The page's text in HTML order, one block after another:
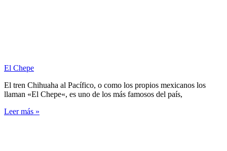
El Chepe
El tren Chihuaha al Pacífico, o como los propios mexicanos los
llaman «El Chepe«, es uno de los más famosos del país,
Leer más »